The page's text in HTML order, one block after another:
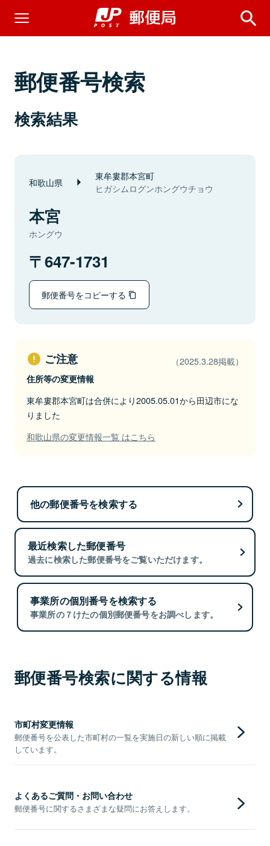
郵便番号検索
検索結果
和歌山県 東牟婁郡本宮町
ヒガシムログンホングウチョウ
本宮
ホングウ
647-1731
郵便番号をコピーする
ご注意 （2025.3.28掲載）
住所等の変更情報
東牟婁郡本宮町は合併により2005.05.01から田辺市にな
りました
和歌山県の変更情報一覧 はこちら
他の郵便番号を検索する
最近検索した郵便番号
過去に検索した郵便番号をご覧いただけます。
事業所の個別番号を検索する
事業所の７けたの個別郵便番号をお調べします。
郵便番号検索に関する情報
市町村変更情報
郵便番号を公表した市町村の一覧を実施日の新しい順に掲載
しています。
よくあるご質問・お問い合わせ
郵便番号に関するさまざまな疑問にお答えします。